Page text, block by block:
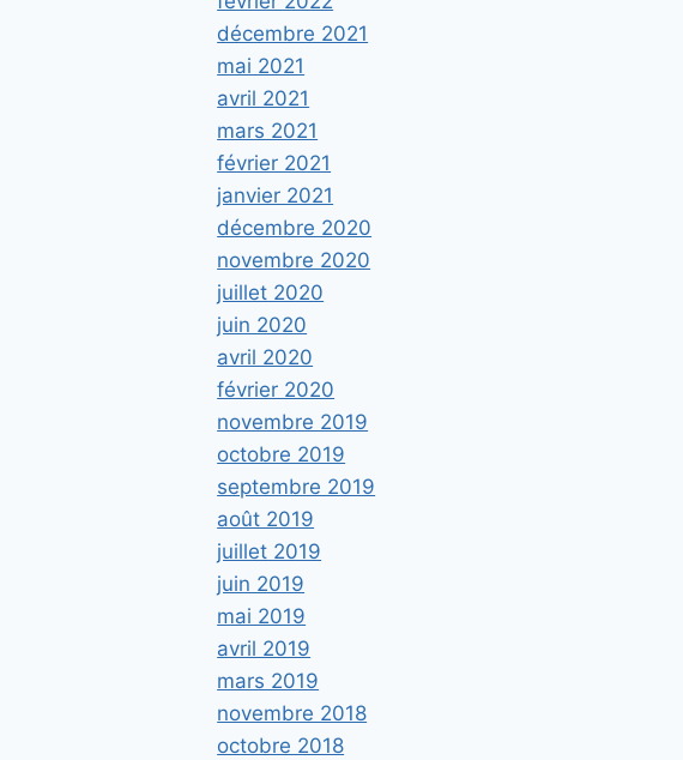
décembre 2021
mai 2021
avril 2021
mars 2021
février 2021
janvier 2021
décembre 2020
novembre 2020
juillet 2020
juin 2020
avril 2020
février 2020
novembre 2019
octobre 2019
septembre 2019
août 2019
juillet 2019
juin 2019
mai 2019
avril 2019
mars 2019
novembre 2018
octobre 2018